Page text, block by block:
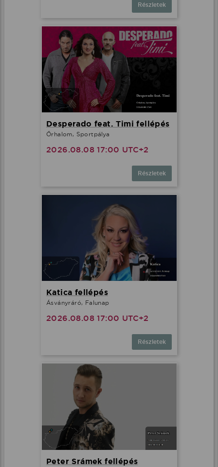
Részletek
Desperado feat. Timi fellépés
Őrhalom, Sportpálya
2026.08.08 17:00 UTC+2
Részletek
Katica fellépés
Ásványráró, Falunap
2026.08.08 17:00 UTC+2
Részletek
Peter Srámek fellépés